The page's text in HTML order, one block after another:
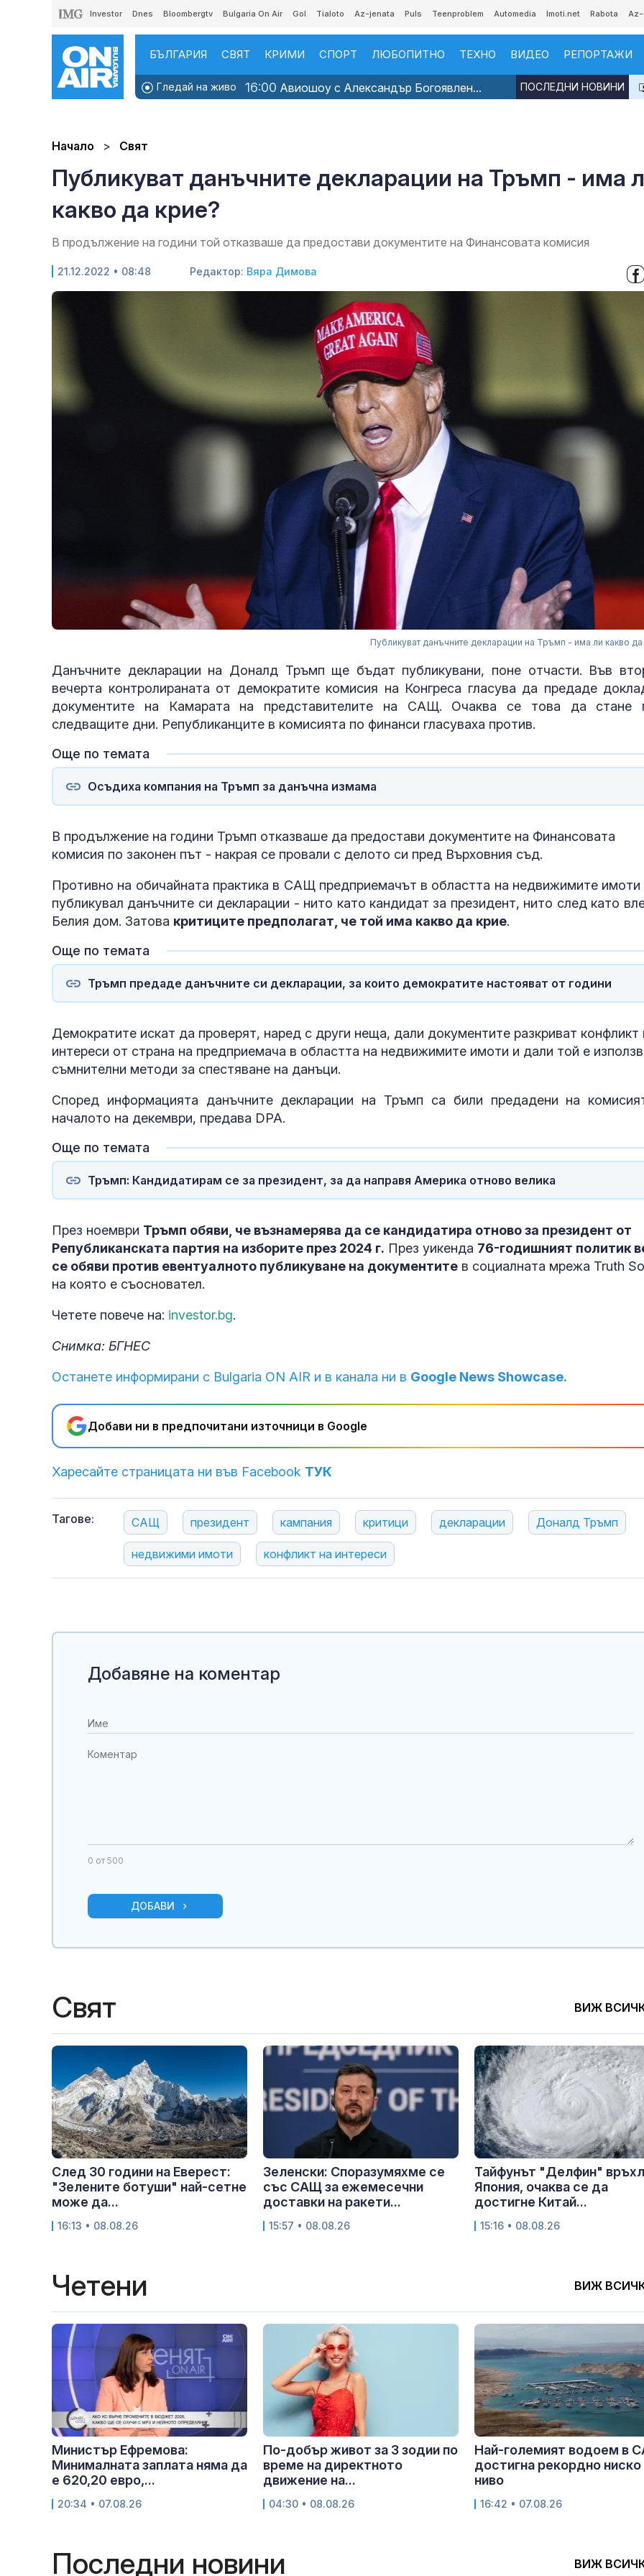
Investor Dnes Bloombergtv Bulgaria On Air Gol Tialoto Az-jenata Puls Teenproblem Automedia Imoti.net Rabota
БЪЛГАРИЯ СВЯТ КРИМИ СПОРТ ЛЮБОПИТНО ТЕХНО ВИДЕО РЕПОРТАЖИ
Гледай на живо 16:00 Авиошоу с Александър Богоявлен... ПОСЛЕДНИ НОВИНИ
Начало Свят
Публикуват данъчните декларации на Тръмп - има
какво да крие?
В продължение на години той отказваше да предостави документите на Финансовата комисия
21.12.2022 • 08:48 Редактор: Вяра Димова
Публикуват данъчните декларации на Тръмп - има ли какво да
Данъчните декларации на Доналд Тръмп ще бъдат публикувани, поне отчасти. Във
вечерта контролираната от демократите комисия на Конгреса гласува да предаде
документите на Камарата на представителите на САЩ. Очаква се това да стане
следващите дни. Републиканците в комисията по финанси гласуваха против.
Още по темата
Осъдиха компания на Тръмп за данъчна измама
В продължение на години Тръмп отказваше да предостави документите на Финансовата
комисия по законен път - накрая се провали с делото си пред Върховния съд.
Противно на обичайната практика в САЩ предприемачът в областта на недвижимите имоти
публикувал данъчните си декларации - нито като кандидат за президент, нито след като
Белия дом. Затова критиците предполагат, че той има какво да крие.
Още по темата
Тръмп предаде данъчните си декларации, за които демократите настояват от години
Демократите искат да проверят, наред с други неща, дали документите разкриват конфликт
интереси от страна на предприемача в областта на недвижимите имоти и дали той е
съмнителни методи за спестяване на данъци.
Според информацията данъчните декларации на Тръмп са били предадени на
началото на декември, предава DPA.
Още по темата
Тръмп: Кандидатирам се за президент, за да направя Америка отново велика
През ноември Тръмп обяви, че възнамерява да се кандидатира отново за президент от
Републиканската партия на изборите през 2024 г. През уикенда 76-годишният политик
се обяви против евентуалното публикуване на документите в социалната мрежа Truth
на която е съосновател.
Четете повече на: investor.bg.
Снимка: БГНЕС
Останете информирани с Bulgaria ON AIR и в канала ни в Google News Showcase.
Добави ни в предпочитани източници в Google
Харесайте страницата ни във Facebook ТУК
Тагове: САЩ президент кампания критици декларации Доналд Тръмп
недвижими имоти конфликт на интереси
Голям пожар
се гради на
отговорност
Почина
Лионел Меси
опит за удар
Добавяне на коментар
0 от 500
ДОБАВИ
Свят ВИЖ
След 30 години на Еверест:
"Зелените ботуши" най-сетне
може да...
16:13 • 08.08.26
Зеленски: Споразумяхме се
със САЩ за ежемесечни
доставки на ракети...
15:57 • 08.08.26
Тайфунът "Делфин"
Япония, очаква се да
достигне Китай...
15:16 • 08.08.26
Четени ВИЖ
Министър Ефремова:
Минималната заплата няма да
е 620,20 евро,...
20:34 • 07.08.26
По-добър живот за 3 зодии по
време на директното
движение на...
04:30 • 08.08.26
Най-големият водоем в
достигна рекордно ниско
ниво
16:42 • 07.08.26
Последни новини ВИЖ